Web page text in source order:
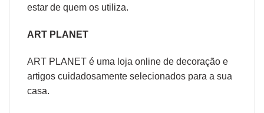
estar de quem os utiliza.
ART PLANET
ART PLANET é uma loja online de decoração e
artigos cuidadosamente selecionados para a sua
casa.